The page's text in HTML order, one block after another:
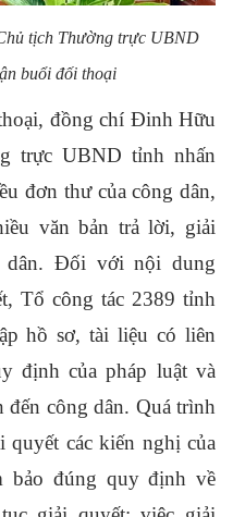
tịch Thường trực UBND
buổi đối thoại
đồng chí Đinh Hữu
trực UBND tỉnh nhấn
đơn thư của công dân,
văn bản trả lời, giải
dân. Đối với nội dung
Tổ công tác 2389 tỉnh
hồ sơ, tài liệu có liên
định của pháp luật và
công dân. Quá trình
các kiến nghị của
bảo đúng quy định về